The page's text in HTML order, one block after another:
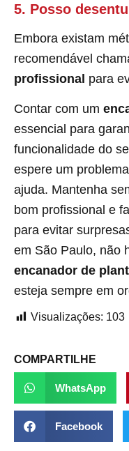
5. Posso
Embora existam
recomendável
profissional para
Contar com um
essencial para
funcionalidade do
espere um
ajuda. Mantenha
bom profissional e
para evitar
em São Paulo, não
encanador de
esteja sempre em
Visualizações: 103
COMPARTILHE
WhatsApp
Facebook